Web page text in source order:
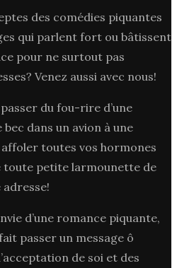
des comédies piquantes
qui parlent fort ou bâtissent
pour ne surtout pas
Venez aussi avec nous!
du fou-rire d’une
dans un avion à une
affoler toutes vos hormones
toute petite larmounette de
d’une romance piquante,
passer un message ô
de soi et des